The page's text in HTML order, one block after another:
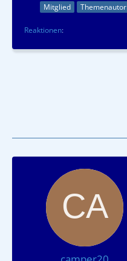
Mitglied Themenautor
Reaktionen